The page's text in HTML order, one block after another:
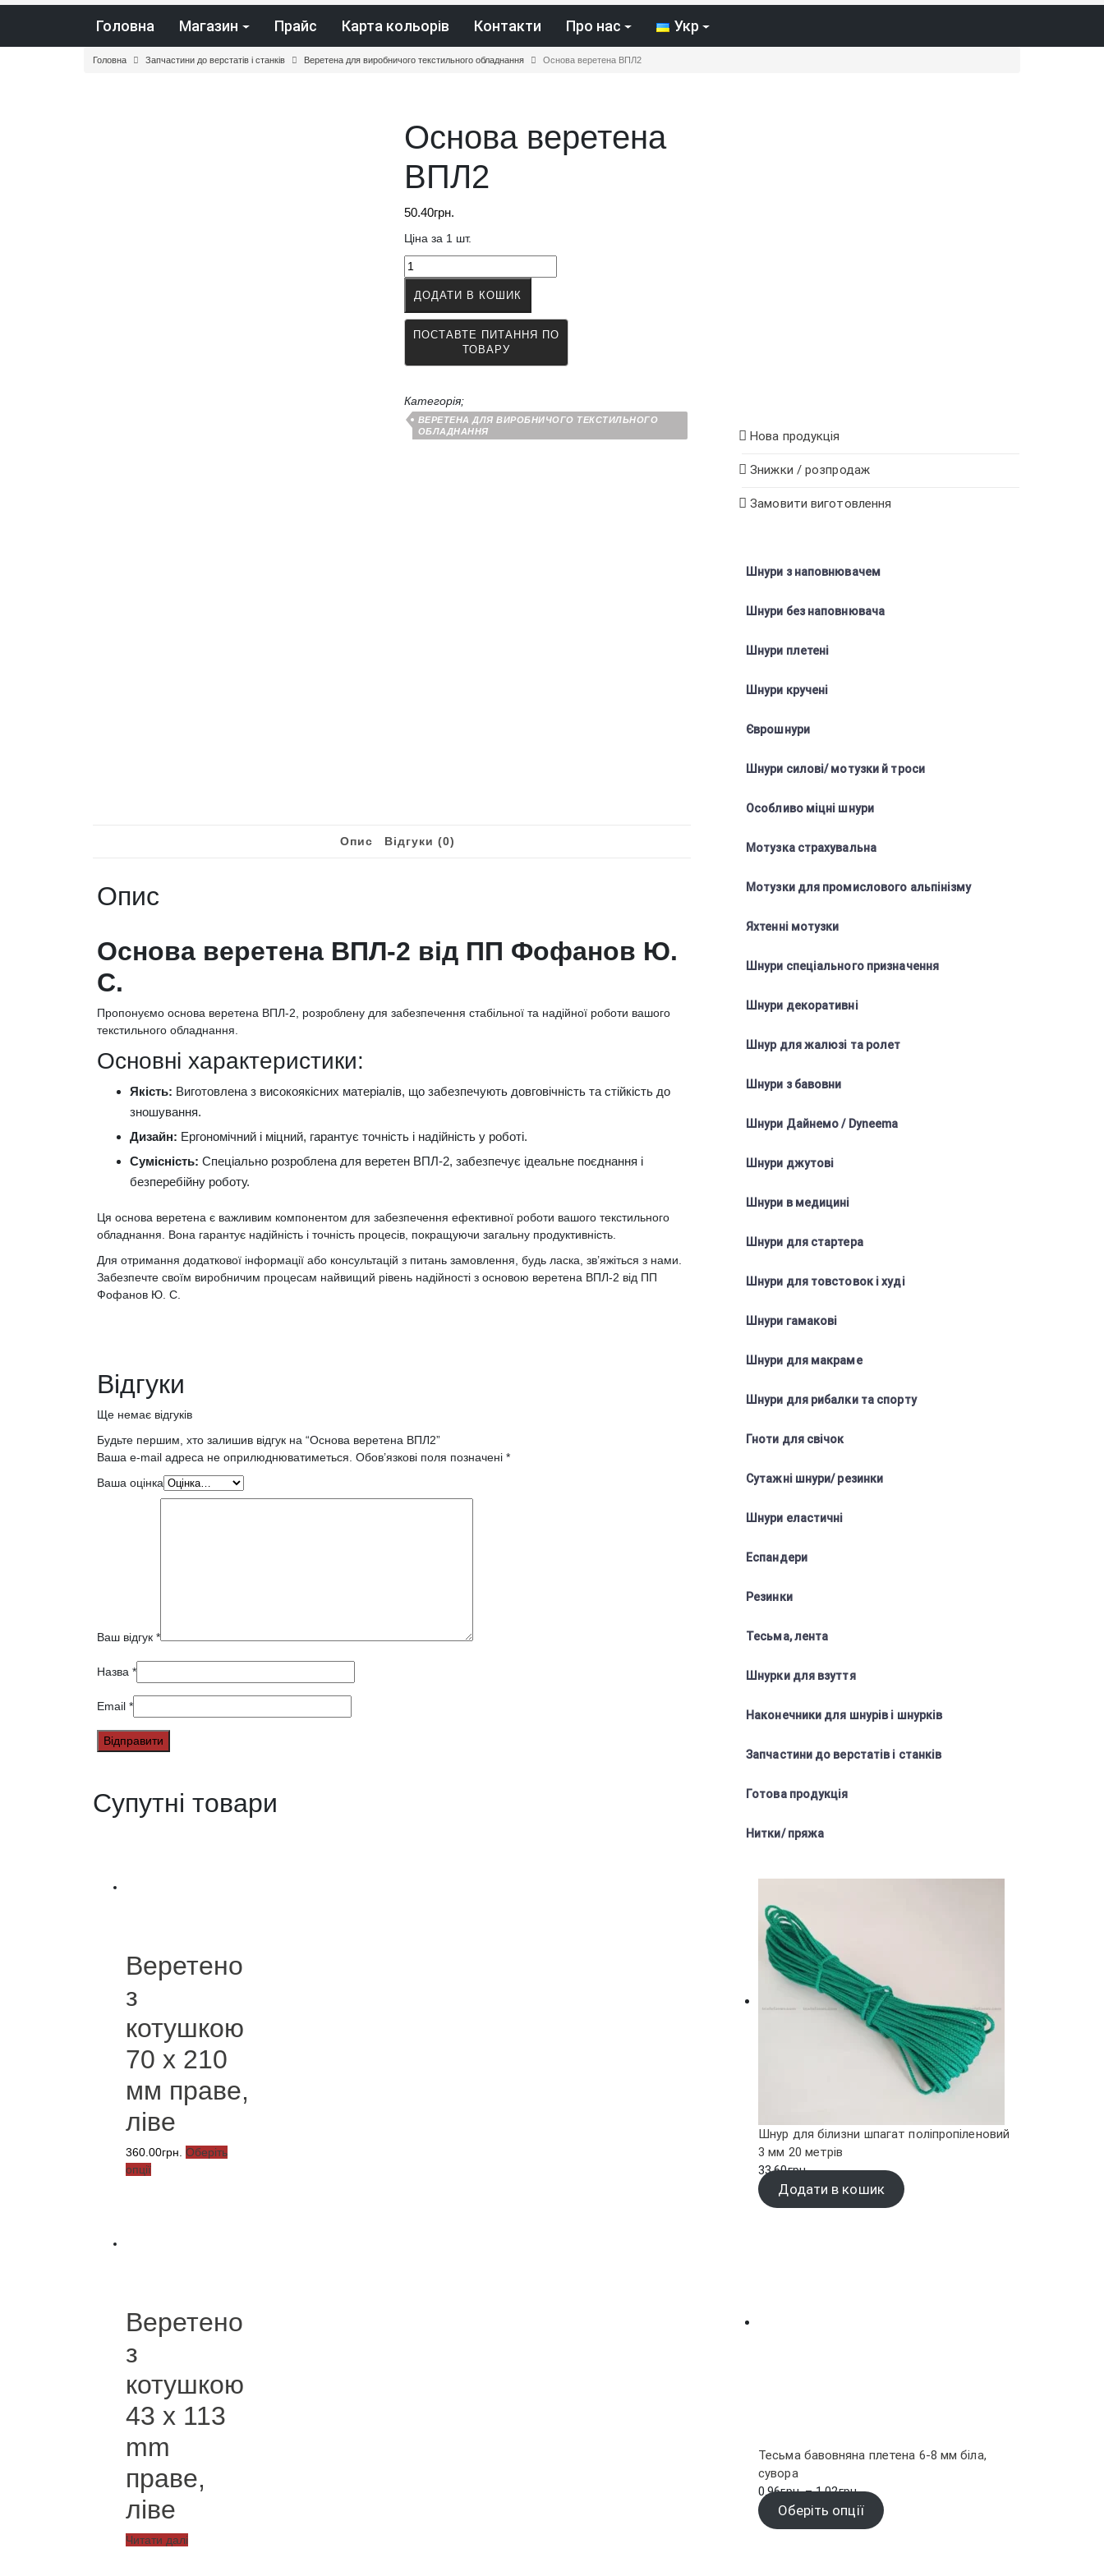
Головна Магазин Прайс Карта кольорів Контакти Про нас Укр
Головна Запчастини до верстатів і станків Веретена для виробничого текстильного обладнання Основа веретена ВПЛ2
Основа веретена
ВПЛ2
50.40грн.
Ціна за 1 шт.
Основа
веретена
ВПЛ2
кількість
ДОДАТИ В КОШИК
Категорія;
ВЕРЕТЕНА ДЛЯ ВИРОБНИЧОГО ТЕКСТИЛЬНОГО
ОБЛАДНАННЯ
Опис Відгуки (0)
Опис
Основa веретена ВПЛ-2 від ПП Фофанов Ю.
С.
Пропонуємо основa веретена ВПЛ-2, розроблену для забезпечення стабільної та надійної роботи вашого
текстильного обладнання.
Основні характеристики:
Якість: Виготовлена з високоякісних матеріалів, що забезпечують довговічність та стійкість до
зношування.
Дизайн: Ергономічний і міцний, гарантує точність і надійність у роботі.
Сумісність: Спеціально розроблена для веретен ВПЛ-2, забезпечує ідеальне поєднання і
безперебійну роботу.
Ця основa веретена є важливим компонентом для забезпечення ефективної роботи вашого текстильного
обладнання. Вона гарантує надійність і точність процесів, покращуючи загальну продуктивність.
Для отримання додаткової інформації або консультацій з питань замовлення, будь ласка, зв’яжіться з нами.
Забезпечте своїм виробничим процесам найвищий рівень надійності з основою веретена ВПЛ-2 від ПП
Фофанов Ю. С.
Відгуки
Ще немає відгуків
Будьте першим, хто залишив відгук на “Основа веретена ВПЛ2”
Ваша e-mail адреса не оприлюднюватиметься. Обов’язкові поля позначені *
Ваша оцінка
Ваш відгук *
Назва *
Email *
Супутні товари
Веретено
з
котушкою
70 х 210
мм праве,
ліве
360.00грн. Оберіть
опціїЦей
сторінці
товару
Веретено
з
котушкою
43 x 113
mm
праве,
ліве
Читати далі
Нова продукція
Знижки / розпродаж
Замовити виготовлення
Шнури з наповнювачем
Шнури без наповнювача
Шнури плетені
Шнури кручені
Єврошнури
Шнури силові/ мотузки й троси
Особливо міцні шнури
Мотузка страхувальна
Мотузки для промислового альпінізму
Яхтенні мотузки
Шнури спеціального призначення
Шнури декоративні
Шнур для жалюзі та ролет
Шнури з бавовни
Шнури Дайнемо / Dyneema
Шнури джутові
Шнури в медицині
Шнури для стартера
Шнури для товстовок і худі
Шнури гамакові
Шнури для макраме
Шнури для рибалки та спорту
Гноти для свічок
Сутажні шнури/ резинки
Шнури еластичні
Еспандери
Резинки
Тесьма, лента
Шнурки для взуття
Наконечники для шнурів і шнурків
Запчастини до верстатів і станків
Готова продукція
Нитки/ пряжа
Шнур для білизни шпагат поліпропіленовий
3 мм 20 метрів
33.60грн.
Додати в кошик
Тесьма бавовняна плетена 6-8 мм біла,
сувора
0.96грн. – 1.02грн.Діапазон
цін:
від
Оберіть опції